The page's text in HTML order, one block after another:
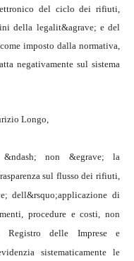
del ciclo dei rifiuti,
della legalit&agrave; e del
imposto dalla normativa,
negativamente sul sistema
Longo,
&ndash; non &egrave; la
sul flusso dei rifiuti,
dell&rsquo;applicazione di
procedure e costi, non
Registro delle Imprese e
sistematicamente le